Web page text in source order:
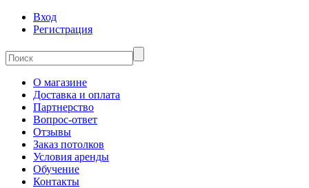
Вход
Регистрация
О магазине
Доставка и оплата
Партнерство
Вопрос-ответ
Отзывы
Заказ потолков
Условия аренды
Обучение
Контакты